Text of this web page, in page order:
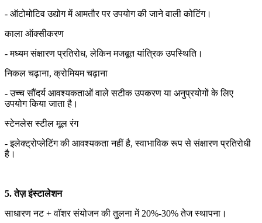
- ऑटोमोटिव उद्योग में आमतौर पर उपयोग की जाने वाली कोटिंग।
काला ऑक्सीकरण
- मध्यम संक्षारण प्रतिरोध, लेकिन मजबूत यांत्रिक उपस्थिति।
निकल चढ़ाना, क्रोमियम चढ़ाना
- उच्च सौंदर्य आवश्यकताओं वाले सटीक उपकरण या अनुप्रयोगों के लिए
उपयोग किया जाता है।
स्टेनलेस स्टील मूल रंग
- इलेक्ट्रोप्लेटिंग की आवश्यकता नहीं है, स्वाभाविक रूप से संक्षारण प्रतिरोधी
है।
5. तेज़ इंस्टालेशन
साधारण नट + वॉशर संयोजन की तुलना में 20%-30% तेज स्थापना।